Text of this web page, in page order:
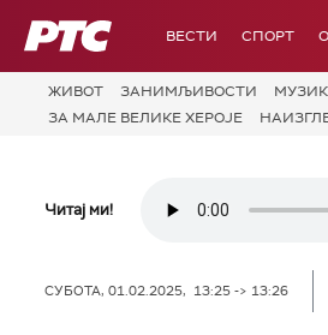
РТС ВЕСТИ СПОРТ
ЖИВОТ ЗАНИМЉИВОСТИ
ЗА МАЛЕ ВЕЛИКЕ ХЕРОЈЕ
Читај ми!
СУБОТА, 01.02.2025, 13:25 -> 13:26